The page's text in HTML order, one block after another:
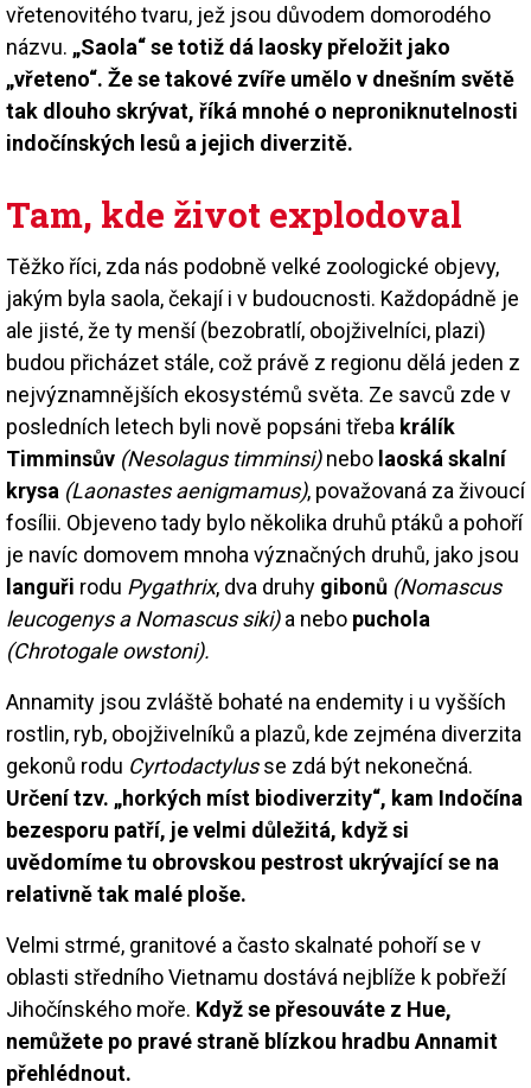
vřetenovitého tvaru, jež jsou důvodem domorodého
názvu. „Saola“ se totiž dá laosky přeložit jako
„vřeteno“. Že se takové zvíře umělo v dnešním světě
tak dlouho skrývat, říká mnohé o neproniknutelnosti
indočínských lesů a jejich diverzitě.
Tam, kde život explodoval
Těžko říci, zda nás podobně velké zoologické objevy,
jakým byla saola, čekají i v budoucnosti. Každopádně je
ale jisté, že ty menší (bezobratlí, obojživelníci, plazi)
budou přicházet stále, což právě z regionu dělá jeden z
nejvýznamnějších ekosystémů světa. Ze savců zde v
posledních letech byli nově popsáni třeba králík
Timminsův (Nesolagus timminsi)nebo laoská skalní
krysa (Laonastes aenigmamus), považovaná za živoucí
fosílii. Objeveno tady bylo několika druhů ptáků a pohoří
je navíc domovem mnoha význačných druhů, jako jsou
languři rodu Pygathrix, dva druhy gibonů (Nomascus
leucogenys a Nomascus siki)a nebo puchola
(Chrotogale owstoni).
Annamity jsou zvláště bohaté na endemity i u vyšších
rostlin, ryb, obojživelníků a plazů, kde zejména diverzita
gekonů rodu Cyrtodactylusse zdá být nekonečná.
Určení tzv. „horkých míst biodiverzity“, kam Indočína
bezesporu patří, je velmi důležitá, když si
uvědomíme tu obrovskou pestrost ukrývající se na
relativně tak malé ploše.
Velmi strmé, granitové a často skalnaté pohoří se v
oblasti středního Vietnamu dostává nejblíže k pobřeží
Jihočínského moře. Když se přesouváte z Hue,
nemůžete po pravé straně blízkou hradbu Annamit
přehlédnout.